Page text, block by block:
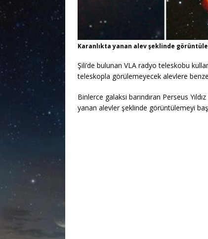
Karanlıkta yanan alev şeklinde
Şili’de bulunan VLA radyo teleskobu
teleskopla görülemeyecek alevlere
Binlerce galaksi barındıran Perseus
yanan alevler şeklinde görüntülemeyi